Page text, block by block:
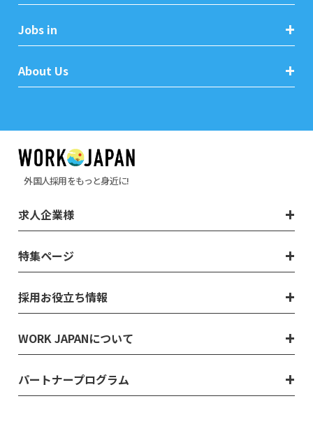
Jobs in
About Us
外国人採用をもっと身近に!
求人企業様
特集ページ
採用お役立ち情報
WORK JAPANについて
パートナープログラム